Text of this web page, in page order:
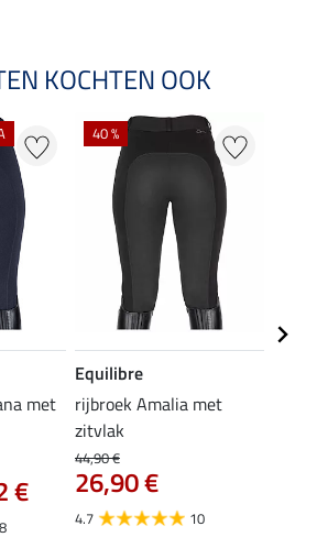
KOCHTEN OOK
met
€
40 %
Equilibre
rijbroek Amalia met
zitvlak
44,90 €
26,90 €
4.7 10